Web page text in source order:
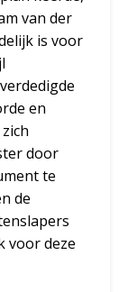
van der
is voor
en
door
te
de
voor deze